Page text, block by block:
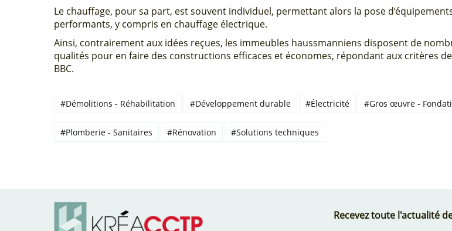
Le chauffage, pour sa part, est souvent individuel, permettant alors la pose
performants, y compris en chauffage électrique.
Ainsi, contrairement aux idées reçues, les immeubles haussmanniens disposent de
qualités pour en faire des constructions efficaces et économes, répondant aux critères
BBC.
#Démolitions - Réhabilitation #Développement durable #Électricité #Gros œuvre -
#Plomberie - Sanitaires #Rénovation #Solutions techniques
Recevez toute l'actualité